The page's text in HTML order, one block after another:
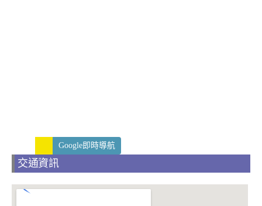
Google即時導航
交通資訊